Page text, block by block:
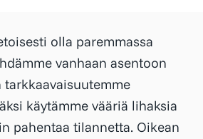
olla paremmassa
vanhaan asentoon
tarkkaavaisuutemme
käytämme vääriä lihaksia
pahentaa tilannetta. Oikean